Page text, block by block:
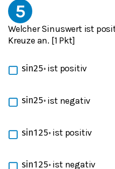
5
Welcher Sinuswert ist
Kreuze an. [1 Pkt]
sin25∘ ist positiv
sin25∘ ist negativ
sin125∘ ist positiv
sin125∘ ist negativ